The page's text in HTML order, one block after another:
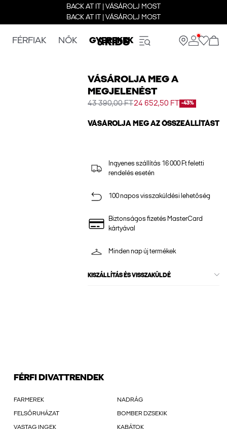
BACK AT IT | VÁSÁROLJ MOST
BACK AT IT | VÁSÁROLJ MOST
FÉRFIAK NŐK GYEREKEK
VÁSÁROLJA MEG A
MEGJELENÉST
43 390,00 FT24 652,50 FT -43%
VÁSÁROLJA MEG AZ ÖSSZEÁLLÍTÁST
Ingyenes szállítás 16 000 Ft feletti
rendelés esetén
100 napos visszaküldési lehetőség
Biztonságos fizetés MasterCard
kártyával
Minden nap új termékek
KISZÁLLÍTÁS ÉS VISSZAKÜLDÉ
FÉRFI DIVATTRENDEK
FARMEREK NADRÁG
FELSŐRUHÁZAT BOMBER DZSEKIK
VASTAG INGEK KABÁTOK